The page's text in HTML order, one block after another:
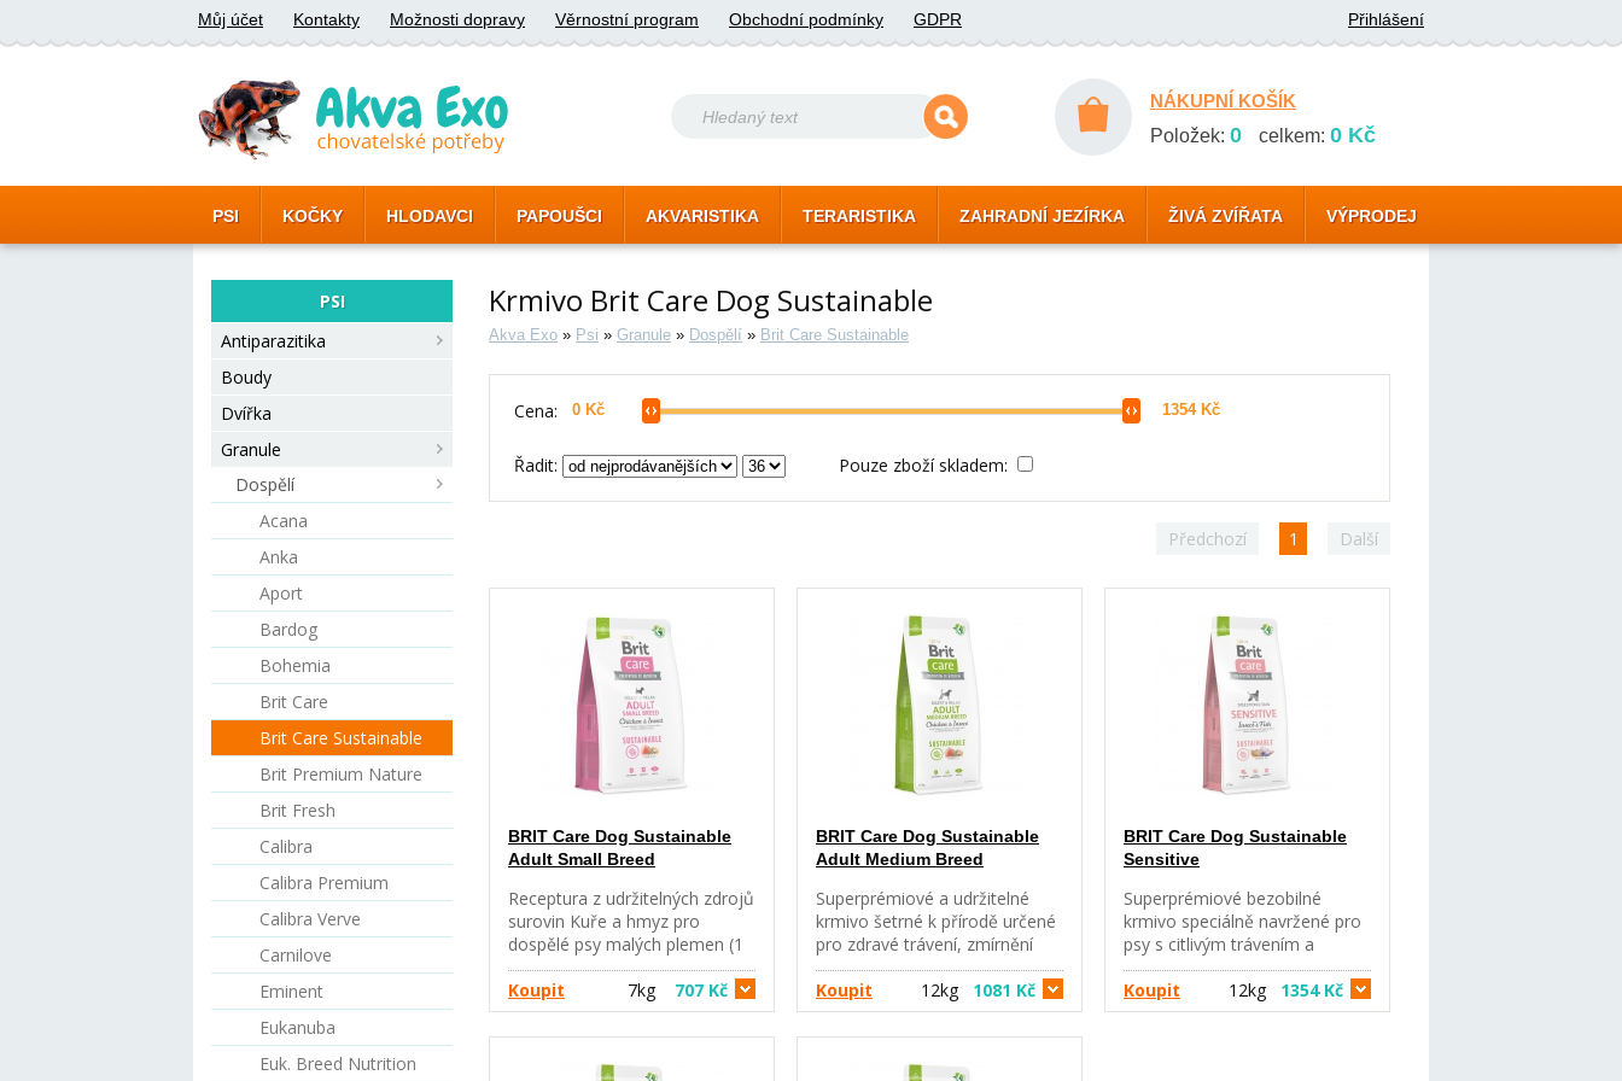
Můj účet Kontakty Možnosti dopravy Věrnostní program Obchodní podmínky GDPR Přihlášení
NÁKUPNÍ KOŠÍK
Položek: 0 celkem: 0 Kč
PSI KOČKY HLODAVCI PAPOUŠCI AKVARISTIKA TERARISTIKA ZAHRADNÍ JEZÍRKA ŽIVÁ ZVÍŘATA VÝPRODEJ
PSI
Antiparazitika
Boudy
Dvířka
Granule
Dospělí
Acana
Anka
Aport
Bardog
Bohemia
Brit Care
Brit Care Sustainable
Brit Premium Nature
Brit Fresh
Calibra
Calibra Premium
Calibra Verve
Carnilove
Eminent
Eukanuba
Euk. Breed Nutrition
Krmivo Brit Care Dog Sustainable
Akva Exo » Psi » Granule » Dospělí » Brit Care Sustainable
Cena:
Řadit: Pouze zboží skladem:
Předchozí 1 Další
BRIT Care Dog Sustainable
Adult Small Breed
Receptura z udržitelných zdrojů
surovin Kuře a hmyz pro
dospělé psy malých plemen (1
– 10 kg). Kompletní krmivo pro
psy. Složení: kuře (38 %)
(dehydrované kuře,
hydrolyzované kuře), oves (26
%), dehydrovaný hmyz (14 %),
Koupit 7kg 707 Kč
BRIT Care Dog Sustainable
Adult Medium Breed
Superprémiové a udržitelné
krmivo šetrné k přírodě určené
pro zdravé trávení, zmírnění
stresu, zlepšení kondice a
podporu imunity vhodné pro
dospělé psy středních plemen v
běžné zátěži. Receptura z
udržitelných zdrojů surovin
Koupit 12kg 1081 Kč
BRIT Care Dog Sustainable
Sensitive
Superprémiové bezobilné
krmivo speciálně navržené pro
psy s citlivým trávením a
intolerancí. Bezobilná receptura
z udržitelných zdrojů surovin
bohatá na hmyz a rybu pro
Koupit 12kg 1354 Kč